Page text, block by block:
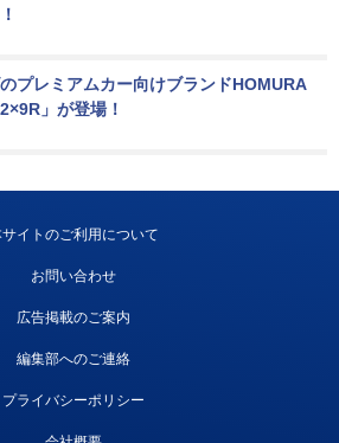
プレミアムカー向けブランドHOMURA
」が登場！
イトのご利用について
お問い合わせ
広告掲載のご案内
編集部へのご連絡
プライバシーポリシー